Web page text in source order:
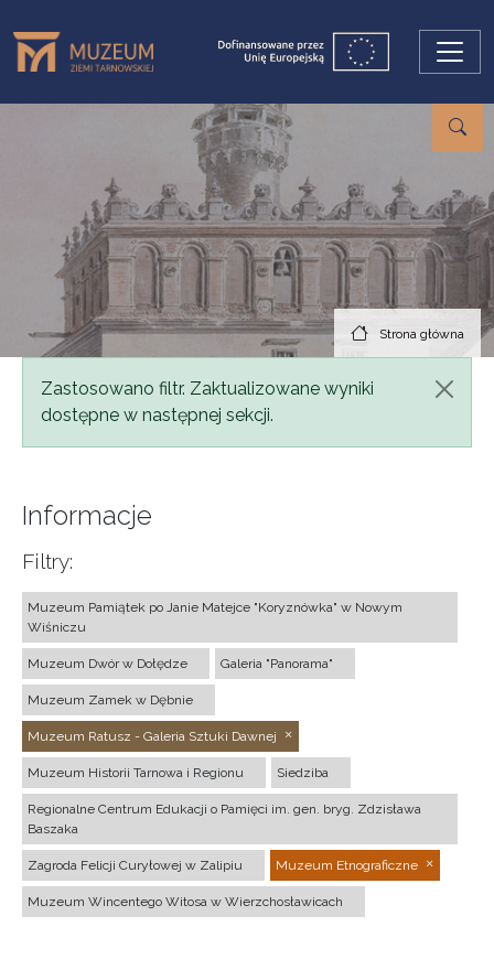
Strona główna
Komunikat
Zastosowano filtr. Zaktualizowane wyniki
dostępne w następnej sekcji.
Informacje
Filtry:
Muzeum Pamiątek po Janie Matejce "Koryznówka" w Nowym
Wiśniczu
Muzeum Dwór w Dołędze Galeria "Panorama"
Muzeum Zamek w Dębnie
Muzeum Ratusz - Galeria Sztuki Dawnej
Muzeum Historii Tarnowa i Regionu Siedziba
Regionalne Centrum Edukacji o Pamięci im. gen. bryg. Zdzisława
Baszaka
Zagroda Felicji Curyłowej w Zalipiu Muzeum Etnograficzne
Muzeum Wincentego Witosa w Wierzchosławicach